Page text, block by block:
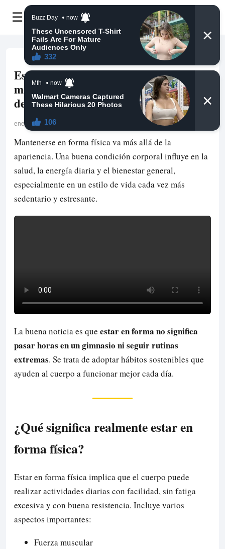
☰
Estar en forma física: el hábito que
mejora tu salud, tu energía y tu calidad
de vida
enero 23, 2026
Mantenerse en forma física va más allá de la
apariencia. Una buena condición corporal influye en la
salud, la energía diaria y el bienestar general,
especialmente en un estilo de vida cada vez más
sedentario y estresante.
La buena noticia es que estar en forma no significa
pasar horas en un gimnasio ni seguir rutinas
extremas. Se trata de adoptar hábitos sostenibles que
ayuden al cuerpo a funcionar mejor cada día.
¿Qué significa realmente estar en
forma física?
Estar en forma física implica que el cuerpo puede
realizar actividades diarias con facilidad, sin fatiga
excesiva y con buena resistencia. Incluye varios
aspectos importantes:
Fuerza muscular